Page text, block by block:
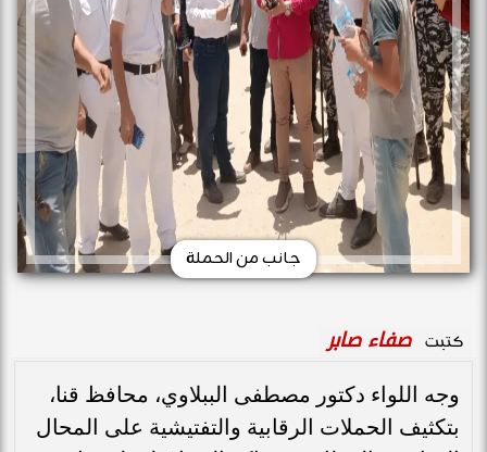
جانب من الحملة
كتبت صفاء صابر
وجه اللواء دكتور مصطفى الببلاوي، محافظ قنا،
بتكثيف الحملات الرقابية والتفتيشية على المحال